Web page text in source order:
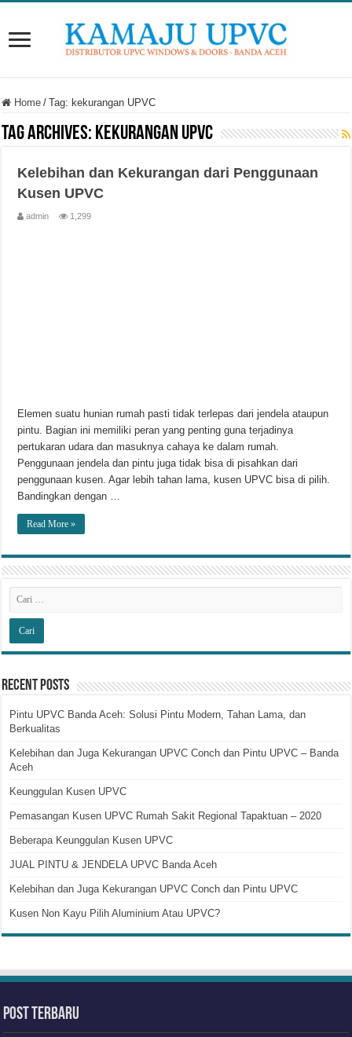
Home / Tag: kekurangan UPVC
Tag Archives: kekurangan UPVC
Kelebihan dan Kekurangan dari Penggunaan
Kusen UPVC
admin 1,299
Elemen suatu hunian rumah pasti tidak terlepas dari jendela ataupun
pintu. Bagian ini memiliki peran yang penting guna terjadinya
pertukaran udara dan masuknya cahaya ke dalam rumah.
Penggunaan jendela dan pintu juga tidak bisa di pisahkan dari
penggunaan kusen. Agar lebih tahan lama, kusen UPVC bisa di pilih.
Bandingkan dengan …
Read More »
Recent Posts
Pintu UPVC Banda Aceh: Solusi Pintu Modern, Tahan Lama, dan
Berkualitas
Kelebihan dan Juga Kekurangan UPVC Conch dan Pintu UPVC – Banda
Aceh
Keunggulan Kusen UPVC
Pemasangan Kusen UPVC Rumah Sakit Regional Tapaktuan – 2020
Beberapa Keunggulan Kusen UPVC
JUAL PINTU & JENDELA UPVC Banda Aceh
Kelebihan dan Juga Kekurangan UPVC Conch dan Pintu UPVC
Kusen Non Kayu Pilih Aluminium Atau UPVC?
Post Terbaru